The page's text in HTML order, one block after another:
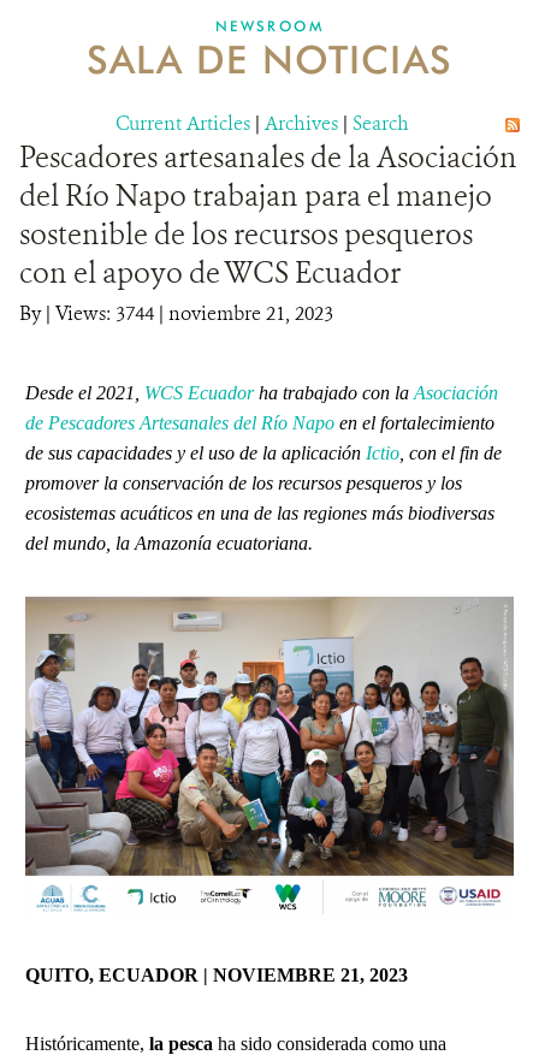
MECANISMO DE ATENCIÓN DE QUEJAS Y RECLAMOS
DONA
NEWSROOM
SALA DE NOTICIAS
Current Articles | Archives | Search
Pescadores artesanales de la Asociación
del Río Napo trabajan para el manejo
sostenible de los recursos pesqueros
con el apoyo de WCS Ecuador
By| Views: 3744 | noviembre 21, 2023
Desde el 2021, WCS Ecuadorha trabajado con la Asociación
de Pescadores Artesanales del Río Napo en el fortalecimiento
de sus capacidades y el uso de la aplicación Ictio con el fin de
promover la conservación de los recursos pesqueros y los
ecosistemas acuáticos en una de las regiones más biodiversas
del mundo, la Amazonía ecuatoriana.
QUITO, ECUADOR | NOVIEMBRE 21, 2023
Históricamente, la pesca ha sido considerada como una